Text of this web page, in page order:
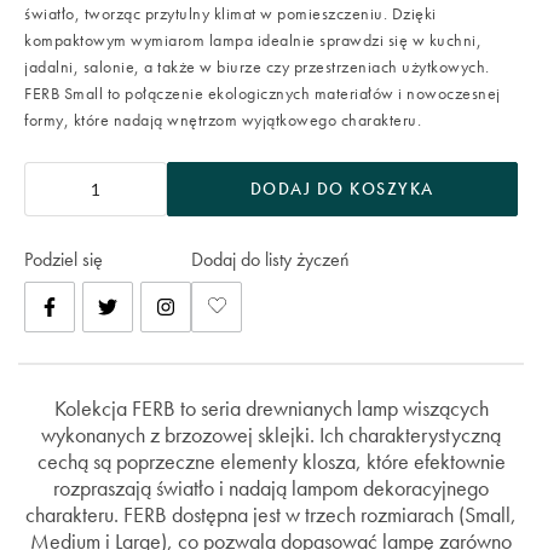
światło, tworząc przytulny klimat w pomieszczeniu. Dzięki
kompaktowym wymiarom lampa idealnie sprawdzi się w kuchni,
jadalni, salonie, a także w biurze czy przestrzeniach użytkowych.
FERB Small to połączenie ekologicznych materiałów i nowoczesnej
formy, które nadają wnętrzom wyjątkowego charakteru.
DODAJ DO KOSZYKA
Podziel się Dodaj do listy życzeń
Kolekcja FERB to seria drewnianych lamp wiszących
wykonanych z brzozowej sklejki. Ich charakterystyczną
cechą są poprzeczne elementy klosza, które efektownie
rozpraszają światło i nadają lampom dekoracyjnego
charakteru. FERB dostępna jest w trzech rozmiarach (Small,
Medium i Large), co pozwala dopasować lampę zarówno